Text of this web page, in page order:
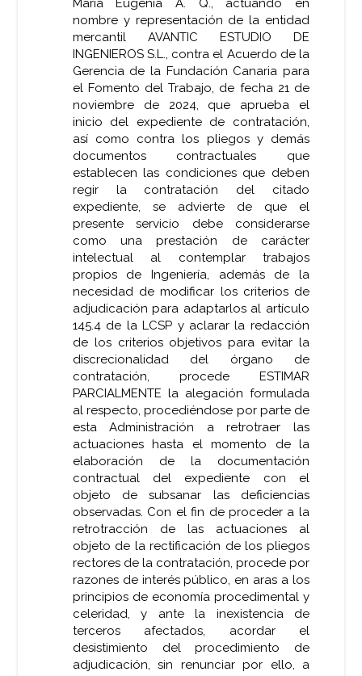
Maria Eugenia A. Q., actuando en
nombre y representación de la entidad
mercantil AVANTIC ESTUDIO DE
INGENIEROS S.L., contra el Acuerdo de la
Gerencia de la Fundación Canaria para
el Fomento del Trabajo, de fecha 21 de
noviembre de 2024, que aprueba el
inicio del expediente de contratación,
así como contra los pliegos y demás
documentos contractuales que
establecen las condiciones que deben
regir la contratación del citado
expediente, se advierte de que el
presente servicio debe considerarse
como una prestación de carácter
intelectual al contemplar trabajos
propios de Ingeniería, además de la
necesidad de modificar los criterios de
adjudicación para adaptarlos al artículo
145.4 de la LCSP y aclarar la redacción
de los criterios objetivos para evitar la
discrecionalidad del órgano de
contratación, procede ESTIMAR
PARCIALMENTE la alegación formulada
al respecto, procediéndose por parte de
esta Administración a retrotraer las
actuaciones hasta el momento de la
elaboración de la documentación
contractual del expediente con el
objeto de subsanar las deficiencias
observadas. Con el fin de proceder a la
retrotracción de las actuaciones al
objeto de la rectificación de los pliegos
rectores de la contratación, procede por
razones de interés público, en aras a los
principios de economía procedimental y
celeridad, y ante la inexistencia de
terceros afectados, acordar el
desistimiento del procedimiento de
adjudicación, sin renunciar por ello, a